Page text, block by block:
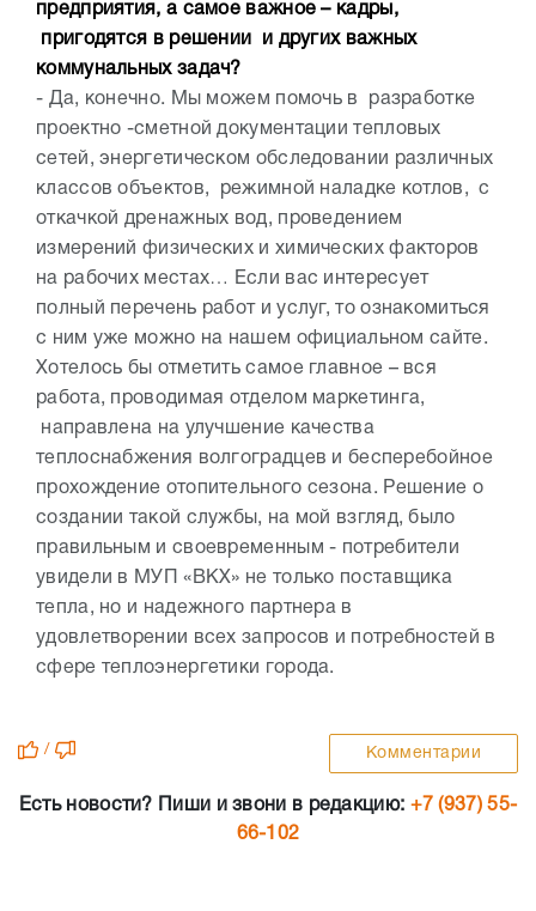
предприятия, а самое важное – кадры,
пригодятся в решении и других важных
коммунальных задач?
- Да, конечно. Мы можем помочь в разработке
проектно -сметной документации тепловых
сетей, энергетическом обследовании различных
классов объектов, режимной наладке котлов, с
откачкой дренажных вод, проведением
измерений физических и химических факторов
на рабочих местах… Если вас интересует
полный перечень работ и услуг, то ознакомиться
с ним уже можно на нашем официальном сайте.
Хотелось бы отметить самое главное – вся
работа, проводимая отделом маркетинга,
направлена на улучшение качества
теплоснабжения волгоградцев и бесперебойное
прохождение отопительного сезона. Решение о
создании такой службы, на мой взгляд, было
правильным и своевременным - потребители
увидели в МУП «ВКХ» не только поставщика
тепла, но и надежного партнера в
удовлетворении всех запросов и потребностей в
сфере теплоэнергетики города.
/ Комментарии
Есть новости? Пиши и звони в редакцию: +7 (937) 55-
66-102